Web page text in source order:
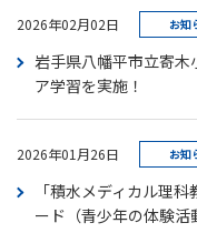
2026年02月02日 お知
岩手県八幡平市立寄木
ア学習を実施！
2026年01月26日 お知
「積水メディカル理
ード（青少年の体験